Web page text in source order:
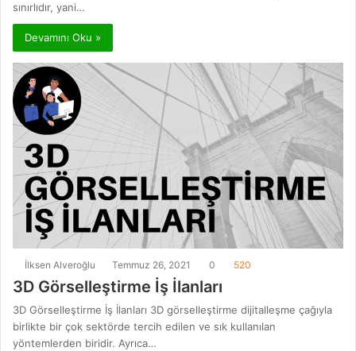
sınırlıdır, yani…
Devamını Oku »
İlksen Alveroğlu Temmuz 26, 2021 0 520
3D Görselleştirme İş İlanları
3D Görselleştirme İş İlanları 3D görselleştirme dijitalleşme çağıyla
birlikte bir çok sektörde tercih edilen ve sık kullanılan
yöntemlerden biridir. Ayrıca…